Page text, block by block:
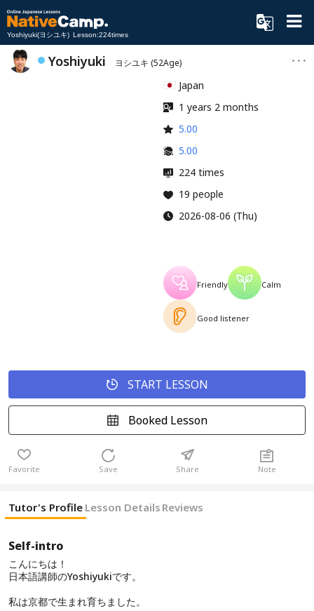
Yoshiyuki(ヨシユキ) Lesson:224times
Yoshiyuki ヨシユキ (52Age)
Japan
1 years 2 months
5.00
5.00
224 times
19 people
2026-08-06 (Thu)
Friendly Calm
Good listener
START LESSON
Booked Lesson
Favorite Save Share Note
Tutor's Profile Lesson Details Reviews
Self-intro
こんにちは！
日本語講師のYoshiyukiです。
私は京都で生まれ育ちました。